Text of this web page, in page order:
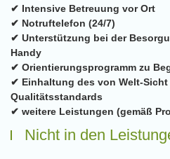
✔ Intensive Betreuung vor Ort
✔ Notruftelefon (24/7)
✔ Unterstützung bei der
Handy
✔ Orientierungsprogramm zu
✔ Einhaltung des von Welt-Sicht
Qualitätsstandards
✔ weitere Leistungen (gemäß
Nicht in den